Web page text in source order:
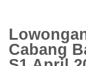
Cabang